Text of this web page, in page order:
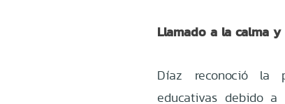
Llamado a la calma
Díaz reconoció la
educativas debido a